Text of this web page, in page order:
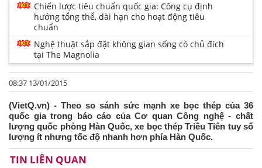
Chiến lược tiêu chuẩn quốc gia: Công cụ định
hướng tổng thể, dài hạn cho hoạt động tiêu
chuẩn
Nghệ thuật sắp đặt không gian sống có chủ đích
tại The Magnolia
08:37 13/01/2015
(VietQ.vn) - Theo so sánh sức mạnh xe bọc thép của 36
quốc gia trong báo cáo của Cơ quan Công nghệ - chất
lượng quốc phòng Hàn Quốc, xe bọc thép Triều Tiên tuy số
lượng ít nhưng tốc độ nhanh hơn phía Hàn Quốc.
TIN LIÊN QUAN